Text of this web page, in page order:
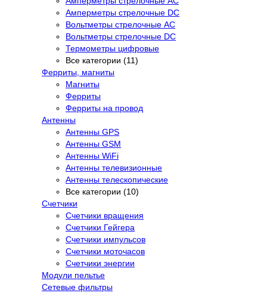
Амперметры стрелочные DC
Вольтметры стрелочные AC
Вольтметры стрелочные DC
Термометры цифровые
Все категории (11)
Ферриты, магниты
Магниты
Ферриты
Ферриты на провод
Антенны
Антенны GPS
Антенны GSM
Антенны WiFi
Антенны телевизионные
Антенны телескопические
Все категории (10)
Счетчики
Счетчики вращения
Счетчики Гейгера
Счетчики импульсов
Счетчики моточасов
Счетчики энергии
Модули пельтье
Сетевые фильтры